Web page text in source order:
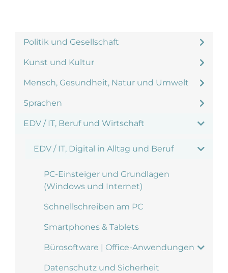
Politik und Gesellschaft
Kunst und Kultur
Mensch, Gesundheit, Natur und Umwelt
Sprachen
EDV / IT, Beruf und Wirtschaft
EDV / IT, Digital in Alltag und Beruf
PC-Einsteiger und Grundlagen
(Windows und Internet)
Schnellschreiben am PC
Smartphones & Tablets
Bürosoftware | Office-Anwendungen
Datenschutz und Sicherheit